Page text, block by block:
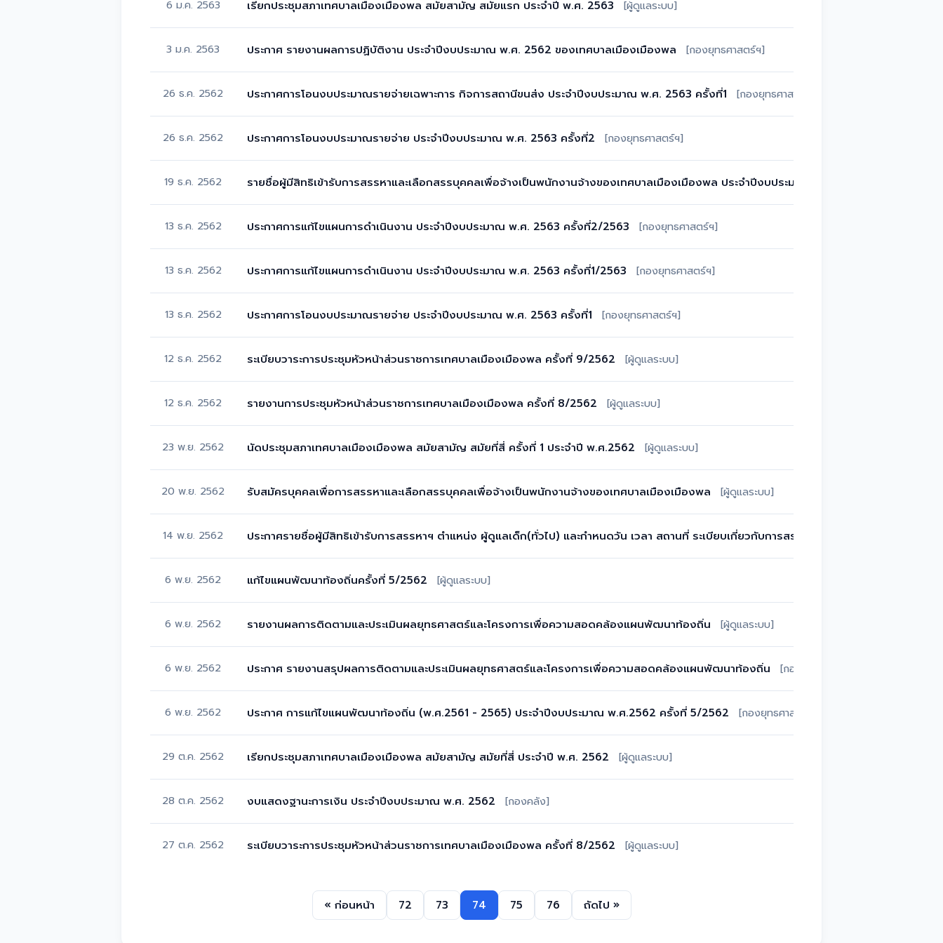
6 ม.ค. 2563 เรียกประชุมสภาเทศบาลเมืองเมืองพล สมัยสามัญ สมัยแรก ประจำปี พ.ศ. 2563 [ผู้ดูแลระบบ]
3 ม.ค. 2563 ประกาศ รายงานผลการปฏิบัติงาน ประจำปีงบประมาณ พ.ศ. 2562 ของเทศบาลเมืองเมืองพล [กองยุทธศาสตร์ฯ]
26 ธ.ค. 2562 ประกาศการโอนงบประมาณรายจ่ายเฉพาะการ กิจการสถานีขนส่ง ประจำปีงบประมาณ พ.ศ. 2563 ครั้งที่1 [กองยุทธศาสตร์ฯ]
26 ธ.ค. 2562 ประกาศการโอนงบประมาณรายจ่าย ประจำปีงบประมาณ พ.ศ. 2563 ครั้งที่2 [กองยุทธศาสตร์ฯ]
19 ธ.ค. 2562 รายชื่อผู้มีสิทธิเข้ารับการสรรหาและเลือกสรรบุคคลเพื่อจ้างเป็นพนักงานจ้างของเทศบาลเมืองเมืองพล ประจำปีงบประมาณ 2563
13 ธ.ค. 2562 ประกาศการแก้ไขแผนการดำเนินงาน ประจำปีงบประมาณ พ.ศ. 2563 ครั้งที่2/2563 [กองยุทธศาสตร์ฯ]
13 ธ.ค. 2562 ประกาศการแก้ไขแผนการดำเนินงาน ประจำปีงบประมาณ พ.ศ. 2563 ครั้งที่1/2563 [กองยุทธศาสตร์ฯ]
13 ธ.ค. 2562 ประกาศการโอนงบประมาณรายจ่าย ประจำปีงบประมาณ พ.ศ. 2563 ครั้งที่1 [กองยุทธศาสตร์ฯ]
12 ธ.ค. 2562 ระเบียบวาระการประชุมหัวหน้าส่วนราชการเทศบาลเมืองเมืองพล ครั้งที่ 9/2562 [ผู้ดูแลระบบ]
12 ธ.ค. 2562 รายงานการประชุมหัวหน้าส่วนราชการเทศบาลเมืองเมืองพล ครั้งที่ 8/2562 [ผู้ดูแลระบบ]
23 พ.ย. 2562 นัดประชุมสภาเทศบาลเมืองเมืองพล สมัยสามัญ สมัยที่สี่ ครั้งที่ 1 ประจำปี พ.ศ.2562 [ผู้ดูแลระบบ]
20 พ.ย. 2562 รับสมัครบุคคลเพื่อการสรรหาและเลือกสรรบุคคลเพื่อจ้างเป็นพนักงานจ้างของเทศบาลเมืองเมืองพล [ผู้ดูแลระบบ]
14 พ.ย. 2562 ประกาศรายชื่อผู้มีสิทธิเข้ารับการสรรหาฯ ตำแหน่ง ผู้ดูแลเด็ก(ทั่วไป) และกำหนดวัน เวลา สถานที่ ระเบียบเกี่ยวกับการสรรหาฯ
6 พ.ย. 2562 แก้ไขแผนพัฒนาท้องถิ่นครั้งที่ 5/2562 [ผู้ดูแลระบบ]
6 พ.ย. 2562 รายงานผลการติดตามและประเมินผลยุทธศาสตร์และโครงการเพื่อความสอดคล้องแผนพัฒนาท้องถิ่น [ผู้ดูแลระบบ]
6 พ.ย. 2562 ประกาศ รายงานสรุปผลการติดตามและประเมินผลยุทธศาสตร์และโครงการเพื่อความสอดคล้องแผนพัฒนาท้องถิ่น [กองยุทธศาสตร์ฯ]
6 พ.ย. 2562 ประกาศ การแก้ไขแผนพัฒนาท้องถิ่น (พ.ศ.2561 - 2565) ประจำปีงบประมาณ พ.ศ.2562 ครั้งที่ 5/2562 [กองยุทธศาสตร์ฯ]
29 ต.ค. 2562 เรียกประชุมสภาเทศบาลเมืองเมืองพล สมัยสามัญ สมัยที่สี่ ประจำปี พ.ศ. 2562 [ผู้ดูแลระบบ]
28 ต.ค. 2562 งบแสดงฐานะการเงิน ประจำปีงบประมาณ พ.ศ. 2562 [กองคลัง]
27 ต.ค. 2562 ระเบียบวาระการประชุมหัวหน้าส่วนราชการเทศบาลเมืองเมืองพล ครั้งที่ 8/2562 [ผู้ดูแลระบบ]
« ก่อนหน้า 72 73 74 75 76 ถัดไป »